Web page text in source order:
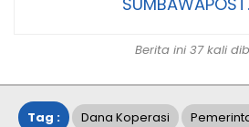
Berita ini 37 kali
Tag : Dana Koperasi